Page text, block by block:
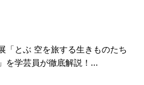
「とぶ 空を旅する生きものたち
を学芸員が徹底解説！...